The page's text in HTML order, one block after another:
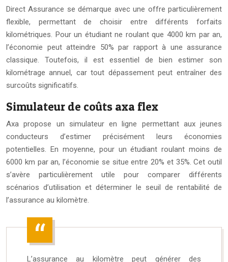
Direct Assurance se démarque avec une offre particulièrement
flexible, permettant de choisir entre différents forfaits
kilométriques. Pour un étudiant ne roulant que 4000 km par an,
l’économie peut atteindre 50% par rapport à une assurance
classique. Toutefois, il est essentiel de bien estimer son
kilométrage annuel, car tout dépassement peut entraîner des
surcoûts significatifs.
Simulateur de coûts axa flex
Axa propose un simulateur en ligne permettant aux jeunes
conducteurs d’estimer précisément leurs économies
potentielles. En moyenne, pour un étudiant roulant moins de
6000 km par an, l’économie se situe entre 20% et 35%. Cet outil
s’avère particulièrement utile pour comparer différents
scénarios d’utilisation et déterminer le seuil de rentabilité de
l’assurance au kilomètre.
L’assurance au kilomètre peut générer des